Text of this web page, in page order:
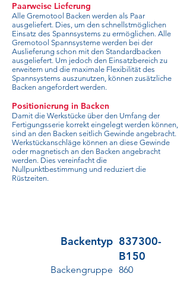
Paarweise Lieferung
Alle Gremotool Backen werden als Paar
ausgeliefert. Dies, um den schnellstmöglichen
Einsatz des Spannsystems zu ermöglichen. Alle
Gremotool Spannsysteme werden bei der
Auslieferung schon mit den Standardbacken
ausgeliefert. Um jedoch den Einsatzbereich zu
erweitern und die maximale Flexibilität des
Spannsystems auszunutzen, können zusätzliche
Backen angefordert werden.
Positionierung in Backen
Damit die Werkstücke über den Umfang der
Fertigungsserie korrekt eingelegt werden können,
sind an den Backen seitlich Gewinde angebracht.
Werkstückanschläge können an diese Gewinde
oder magnetisch an den Backen angebracht
werden. Dies vereinfacht die
Nullpunktbestimmung und reduziert die
Rüstzeiten.
Backentyp 837300-
B150
Backengruppe 860